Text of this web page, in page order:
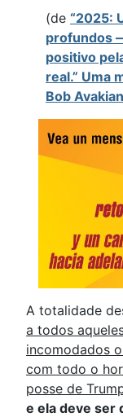
(de “2025:
profundos
positivo
real.” Uma
Bob Avakian
A totalidade
a todos
incomodados
com todo o
posse de
e ela deve ser